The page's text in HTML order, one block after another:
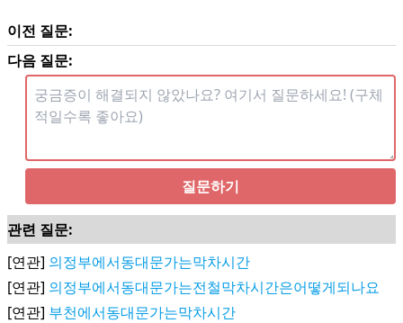
이전 질문:
다음 질문:
질문하기
관련 질문:
[연관] 의정부에서동대문가는막차시간
[연관] 의정부에서동대문가는전철막차시간은어떻게되나요
[연관] 부천에서동대문가는막차시간